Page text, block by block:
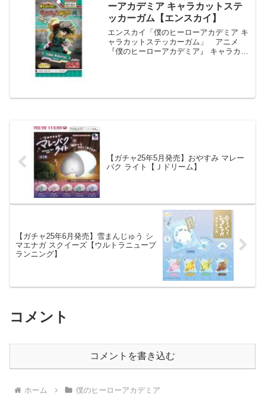
ーアカデミア キャラカットステ
ッカーガム【エンスカイ】
エンスカイ「僕のヒーローアカデミア キ
ャラカットステッカーガム」 アニメ
『僕のヒーローアカデミア』 キャラカッ
【ガチャ25年5月発売】おやすみ マレー
バク ライト【Ｊドリーム】
【ガチャ25年6月発売】雪まんじゅう シ
マエナガ スクイーズ【ウルトラニュープ
ランニング】
コメント
コメントを書き込む
ホーム 僕のヒーローアカデミア